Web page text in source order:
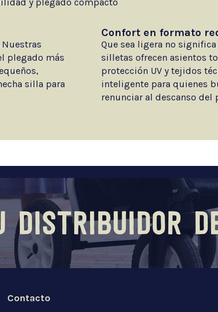
y plegado compacto
plegado más
silla para
Confort en formato
Que sea ligera no
silletas ofrecen asientos
protección UV y tejidos
inteligente para quienes
renunciar al descanso del
Contacto